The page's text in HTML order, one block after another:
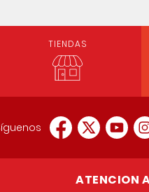
TIENDAS
ATENCION